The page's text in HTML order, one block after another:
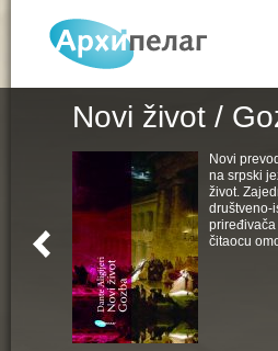
Novi život /
Novi
na srpski
život.
društveno-
čitaocu